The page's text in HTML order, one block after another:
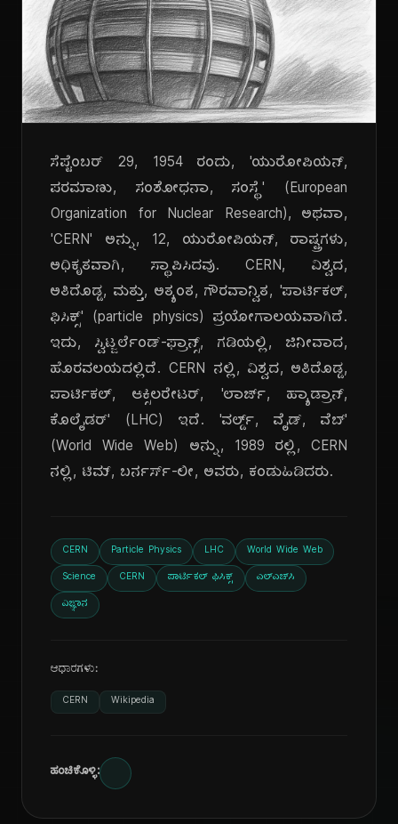
ಸೆಪ್ಟೆಂಬರ್ 29, 1954 ರಂದು, 'ಯುರೋಪಿಯನ್,
ಪರಮಾಣು, ಸಂಶೋಧನಾ, ಸಂಸ್ಥೆ' (European
Organization for Nuclear Research), ಅಥವಾ,
'CERN' ಅನ್ನು, 12, ಯುರೋಪಿಯನ್, ರಾಷ್ಟ್ರಗಳು,
ಅಧಿಕೃತವಾಗಿ, ಸ್ಥಾಪಿಸಿದವು. CERN, ವಿಶ್ವದ,
ಅತಿದೊಡ್ಡ, ಮತ್ತು, ಅತ್ಯಂತ, ಗೌರವಾನ್ವಿತ, 'ಪಾರ್ಟಿಕಲ್,
ಫಿಸಿಕ್ಸ್' (particle physics) ಪ್ರಯೋಗಾಲಯವಾಗಿದೆ.
ಇದು, ಸ್ವಿಟ್ಜರ್ಲೆಂಡ್-ಫ್ರಾನ್ಸ್, ಗಡಿಯಲ್ಲಿ, ಜಿನೀವಾದ,
ಹೊರವಲಯದಲ್ಲಿದೆ. CERN ನಲ್ಲಿ, ವಿಶ್ವದ, ಅತಿದೊಡ್ಡ,
ಪಾರ್ಟಿಕಲ್, ಆಕ್ಸಿಲರೇಟರ್, 'ಲಾರ್ಜ್, ಹ್ಯಾಡ್ರಾನ್,
ಕೊಲೈಡರ್' (LHC) ಇದೆ. 'ವರ್ಲ್ಡ್, ವೈಡ್, ವೆಬ್'
(World Wide Web) ಅನ್ನು, 1989 ರಲ್ಲಿ, CERN
ನಲ್ಲಿ, ಟಿಮ್, ಬರ್ನರ್ಸ್-ಲೀ, ಅವರು, ಕಂಡುಹಿಡಿದರು.
CERN Particle Physics LHC World Wide Web
Science CERN ಪಾರ್ಟಿಕಲ್ ಫಿಸಿಕ್ಸ್ ಎಲ್‌ಎಚ್‌ಸಿ
ವಿಜ್ಞಾನ
ಆಧಾರಗಳು:
CERN Wikipedia
ಹಂಚಿಕೊಳ್ಳಿ: